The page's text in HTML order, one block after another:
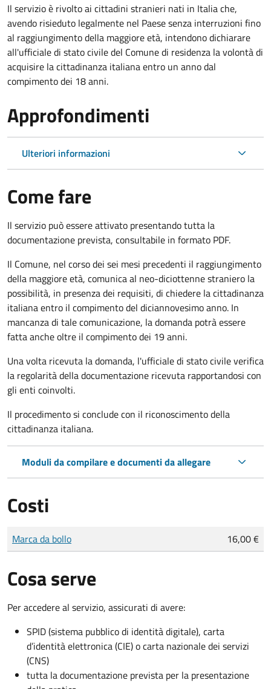
Il servizio è rivolto ai cittadini stranieri nati in Italia che,
avendo risieduto legalmente nel Paese senza interruzioni fino
al raggiungimento della maggiore età, intendono dichiarare
all'ufficiale di stato civile del Comune di residenza la volontà di
acquisire la cittadinanza italiana entro un anno dal
compimento dei 18 anni.
Approfondimenti
Ulteriori informazioni
Come fare
Il servizio può essere attivato presentando tutta la
documentazione prevista, consultabile in formato PDF.
Il Comune, nel corso dei sei mesi precedenti il raggiungimento
della maggiore età, comunica al neo-diciottenne straniero la
possibilità, in presenza dei requisiti, di chiedere la cittadinanza
italiana entro il compimento del diciannovesimo anno. In
mancanza di tale comunicazione, la domanda potrà essere
fatta anche oltre il compimento dei 19 anni.
Una volta ricevuta la domanda, l'ufficiale di stato civile verifica
la regolarità della documentazione ricevuta rapportandosi con
gli enti coinvolti.
Il procedimento si conclude con il riconoscimento della
cittadinanza italiana.
Moduli da compilare e documenti da allegare
Costi
Tipo di pagamento
Importo
Marca da bollo 16,00 €
Cosa serve
Per accedere al servizio, assicurati di avere:
SPID (sistema pubblico di identità digitale), carta
d’identità elettronica (CIE) o carta nazionale dei servizi
(CNS)
tutta la documentazione prevista per la presentazione